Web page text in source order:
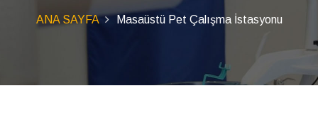
ANA SAYFA Masaüstü Pet Çalışma İstasyonu